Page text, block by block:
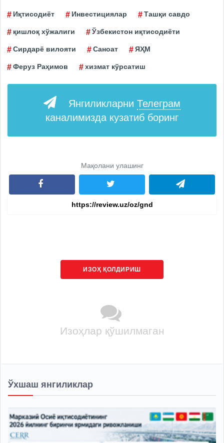
Иқтисодиёт Инвестициялар Ташқи савдо
қишлоқ хўжалиги Ўзбекистон иқтисодиёти
Сирдарё вилояти Саноат ЯҲМ
Феруз Раҳимов хизмат кўрсатиш
Янгиликларни Телеграм
каналимизда кузатиб боринг
Мақолани улашинг
ИЗОҲ ҚОЛДИРИШ
Изоҳлар қўшилмаган
Ўхшаш янгиликлар